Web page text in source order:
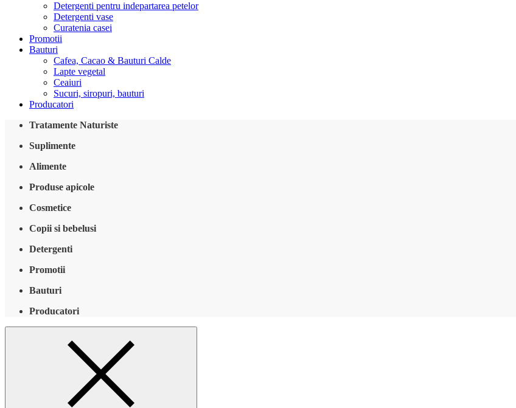
Detergenti pentru indepartarea petelor
Detergenti vase
Curatenia casei
Promotii
Bauturi
Cafea, Cacao & Bauturi Calde
Lapte vegetal
Ceaiuri
Sucuri, siropuri, bauturi
Producatori
Tratamente Naturiste
Suplimente
Alimente
Produse apicole
Cosmetice
Copii si bebelusi
Detergenti
Promotii
Bauturi
Producatori